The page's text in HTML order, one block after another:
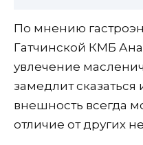
По мнению
Гатчинской КМБ
увлечение
замедлит сказаться
внешность всегда
отличие от других